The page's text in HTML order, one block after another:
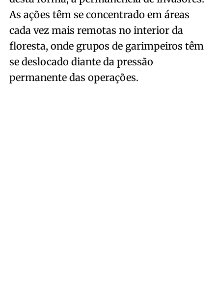
As ações têm se concentrado em áreas
cada vez mais remotas no interior da
floresta, onde grupos de garimpeiros têm
se deslocado diante da pressão
permanente das operações.